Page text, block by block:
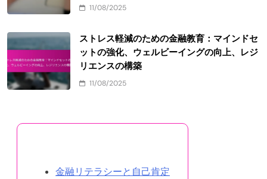
11/08/2025
ストレス軽減のための金融教育：マインドセ
ットの強化、ウェルビーイングの向上、レジ
リエンスの構築
11/08/2025
金融リテラシーと自己肯定